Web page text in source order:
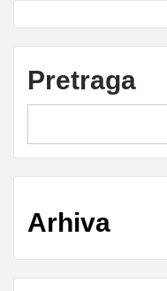
Pretraga
Arhiva